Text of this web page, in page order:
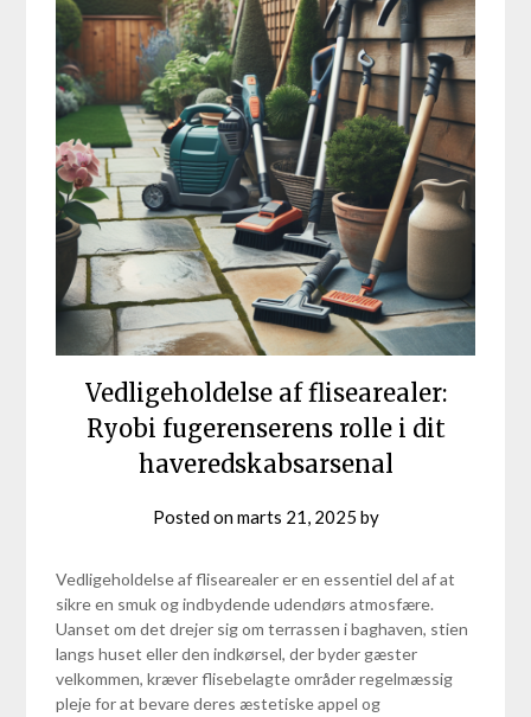
Vedligeholdelse af flisearealer:
Ryobi fugerenserens rolle i dit
haveredskabsarsenal
Posted onmarts 21, 2025 by
Vedligeholdelse af flisearealer er en essentiel del af at
sikre en smuk og indbydende udendørs atmosfære.
Uanset om det drejer sig om terrassen i baghaven, stien
langs huset eller den indkørsel, der byder gæster
velkommen, kræver flisebelagte områder regelmæssig
pleje for at bevare deres æstetiske appel og